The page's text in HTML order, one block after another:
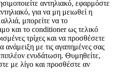
αντηλιακό, εφαρμόστε
για να μη μειωθεί η
μπορείτε να το
και το conditioner ως τελικό
τρίχες και να προσθέσετε
ανάμειξη με τις αγαπημένες σας
ενυδάτωση. Θυμηθείτε,
με λίγο και προσθέστε αν